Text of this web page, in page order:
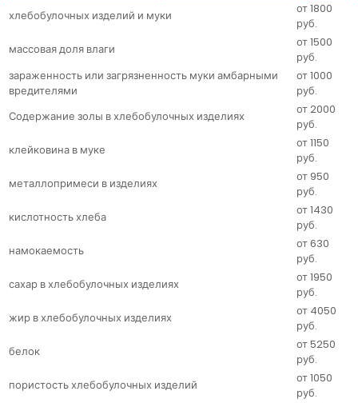
хлебобулочных изделий и муки
от 1800
руб.
массовая доля влаги
от 1500
руб.
зараженность или загрязненность муки амбарными
вредителями
от 1000
руб.
Содержание золы в хлебобулочных изделиях
от 2000
руб.
клейковина в муке
от 1150
руб.
металлопримеси в изделиях
от 950
руб.
кислотность хлеба
от 1430
руб.
намокаемость
от 630
руб.
сахар в хлебобулочных изделиях
от 1950
руб.
жир в хлебобулочных изделиях
от 4050
руб.
белок
от 5250
руб.
пористость хлебобулочных изделий
от 1050
руб.